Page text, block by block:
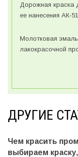
Дорожная краска
ее нанесения АК-
Молотковая
лакокрасочной
ДРУГИЕ
Чем красить
выбираем